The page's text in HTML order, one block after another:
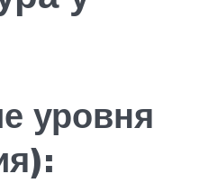
уровня